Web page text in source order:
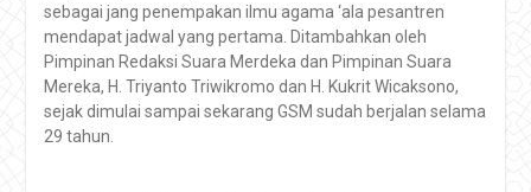
sebagai jang penempakan ilmu agama ‘ala pesantren
mendapat jadwal yang pertama. Ditambahkan oleh
Pimpinan Redaksi Suara Merdeka dan Pimpinan Suara
Mereka, H. Triyanto Triwikromo dan H. Kukrit Wicaksono,
sejak dimulai sampai sekarang GSM sudah berjalan selama
29 tahun.